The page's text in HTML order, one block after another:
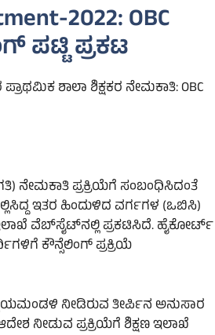
2022: OBC
ಪಟ್ಟಿ ಪ್ರಕಟ
ಶಾಲಾ ಶಿಕ್ಷಕರ ನೇಮಕಾತಿ: OBC
ನೇಮಕಾತಿ ಪ್ರಕ್ರಿಯೆಗೆ ಸಂಬಂಧಿಸಿದಂತೆ
ಇತರ ಹಿಂದುಳಿದ ವರ್ಗಗಳ (ಒಬಿಸಿ)
ವೆಬ್‌ಸೈಟ್‌ನಲ್ಲಿ ಪ್ರಕಟಿಸಿದೆ. ಹೈಕೋರ್ಟ್
ಕೌನ್ಸೆಲಿಂಗ್ ಪ್ರಕ್ರಿಯೆ
ನೀಡಿರುವ ತೀರ್ಪಿನ ಅನುಸಾರ
ನೀಡುವ ಪ್ರಕ್ರಿಯೆಗೆ ಶಿಕ್ಷಣ ಇಲಾಖೆ